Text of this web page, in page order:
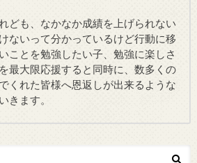
ども、なかなか成績を上げられない
ないって分かっているけど行動に移
ことを勉強したい子、勉強に楽しさ
最大限応援すると同時に、数多くの
くれた皆様へ恩返しが出来るような
きます。